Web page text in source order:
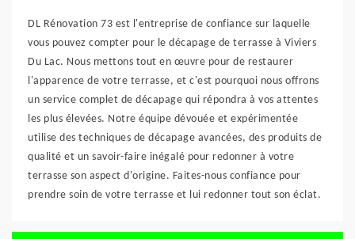
DL Rénovation 73 est l'entreprise de confiance sur laquelle
vous pouvez compter pour le décapage de terrasse à Viviers
Du Lac. Nous mettons tout en œuvre pour de restaurer
l'apparence de votre terrasse, et c'est pourquoi nous offrons
un service complet de décapage qui répondra à vos attentes
les plus élevées. Notre équipe dévouée et expérimentée
utilise des techniques de décapage avancées, des produits de
qualité et un savoir-faire inégalé pour redonner à votre
terrasse son aspect d'origine. Faites-nous confiance pour
prendre soin de votre terrasse et lui redonner tout son éclat.